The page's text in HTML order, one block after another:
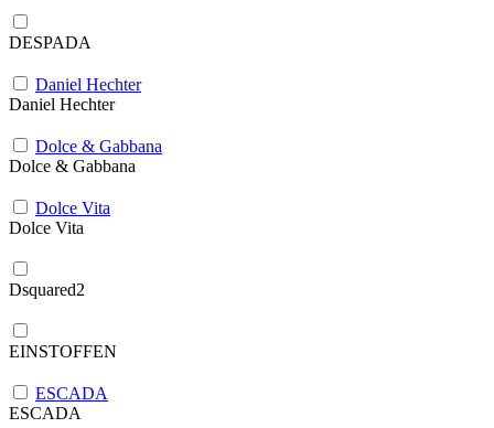
DESPADA
Daniel Hechter
Daniel Hechter
Dolce & Gabbana
Dolce & Gabbana
Dolce Vita
Dolce Vita
Dsquared2
EINSTOFFEN
ESCADA
ESCADA